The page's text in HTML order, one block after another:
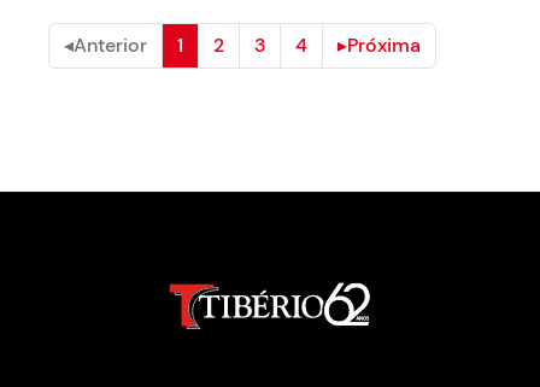
◂Anterior 1 2 3 4 ▸Próxima